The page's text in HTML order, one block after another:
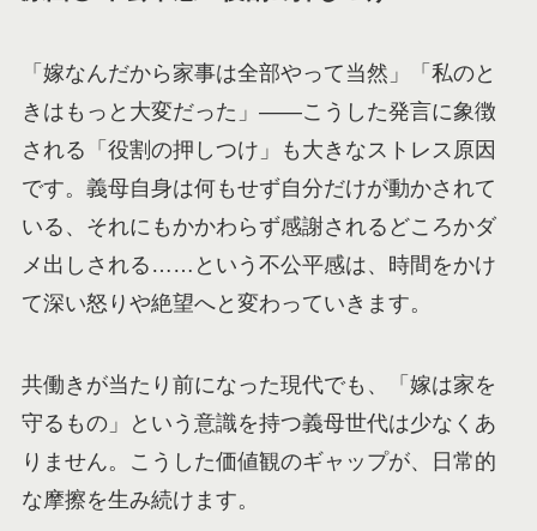
「嫁なんだから家事は全部やって当然」「私のと
きはもっと大変だった」——こうした発言に象徴
される「役割の押しつけ」も大きなストレス原因
です。義母自身は何もせず自分だけが動かされて
いる、それにもかかわらず感謝されるどころかダ
メ出しされる……という不公平感は、時間をかけ
て深い怒りや絶望へと変わっていきます。
共働きが当たり前になった現代でも、「嫁は家を
守るもの」という意識を持つ義母世代は少なくあ
りません。こうした価値観のギャップが、日常的
な摩擦を生み続けます。